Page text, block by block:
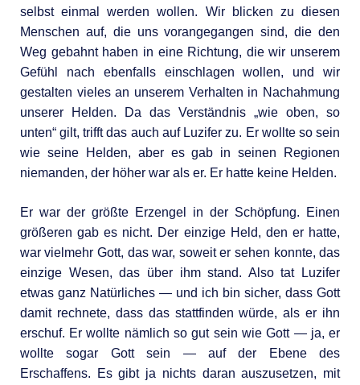
selbst einmal werden wollen. Wir blicken zu diesen
Menschen auf, die uns vorangegangen sind, die den
Weg gebahnt haben in eine Richtung, die wir unserem
Gefühl nach ebenfalls einschlagen wollen, und wir
gestalten vieles an unserem Verhalten in Nachahmung
unserer Helden. Da das Verständnis „wie oben, so
unten“ gilt, trifft das auch auf Luzifer zu. Er wollte so sein
wie seine Helden, aber es gab in seinen Regionen
niemanden, der höher war als er. Er hatte keine Helden.
Er war der größte Erzengel in der Schöpfung. Einen
größeren gab es nicht. Der einzige Held, den er hatte,
war vielmehr Gott, das war, soweit er sehen konnte, das
einzige Wesen, das über ihm stand. Also tat Luzifer
etwas ganz Natürliches — und ich bin sicher, dass Gott
damit rechnete, dass das stattfinden würde, als er ihn
erschuf. Er wollte nämlich so gut sein wie Gott — ja, er
wollte sogar Gott sein — auf der Ebene des
Erschaffens. Es gibt ja nichts daran auszusetzen, mit